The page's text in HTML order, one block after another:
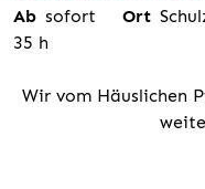
Ab sofort Ort
35 h
Wir vom Häuslichen